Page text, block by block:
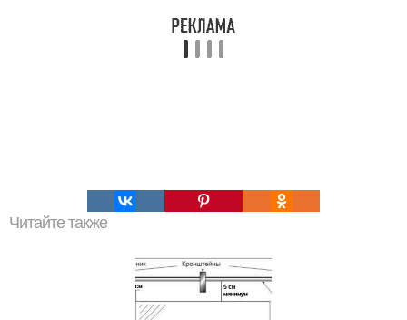
Читайте также